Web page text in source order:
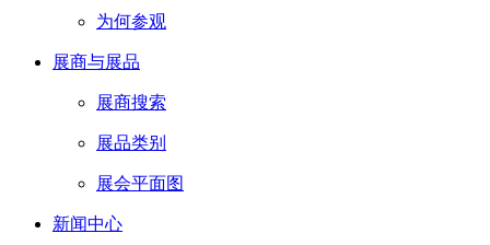
为何参观
展商与展品
展商搜索
展品类别
展会平面图
新闻中心